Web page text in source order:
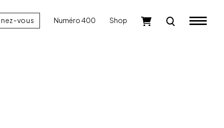
vous Numéro 400 Shop